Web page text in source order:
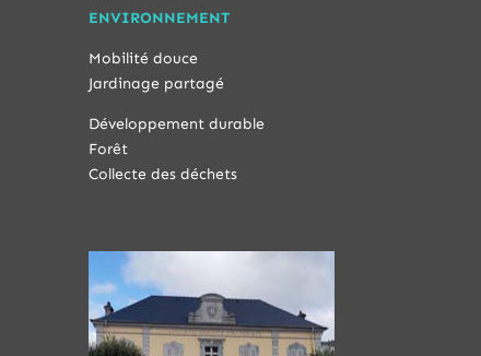
ENVIRONNEMENT
Mobilité douce
Jardinage partagé
Développement durable
Forêt
Collecte des déchets